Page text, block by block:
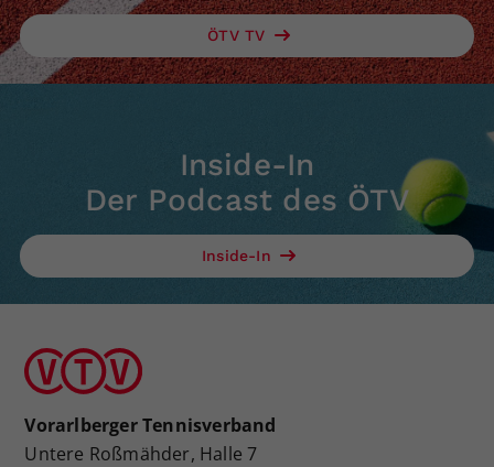
ÖTV TV
Inside-In
Der Podcast des ÖTV
Inside-In
Vorarlberger Tennisverband
Untere Roßmähder, Halle 7